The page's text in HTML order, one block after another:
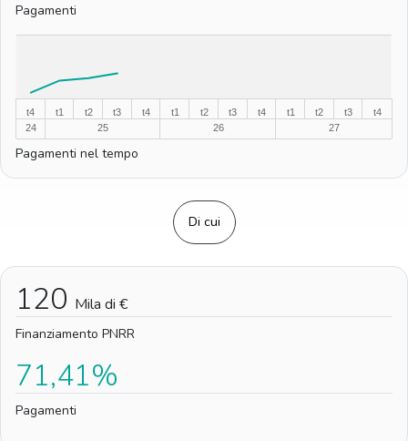
Pagamenti
t4
24
t1
25
t2 t3 t4
t1
26
t2 t3 t4
t1
27
t2 t3 t4
Pagamenti nel tempo
Di cui
120 Mila di €
Finanziamento PNRR
71,41%
Pagamenti